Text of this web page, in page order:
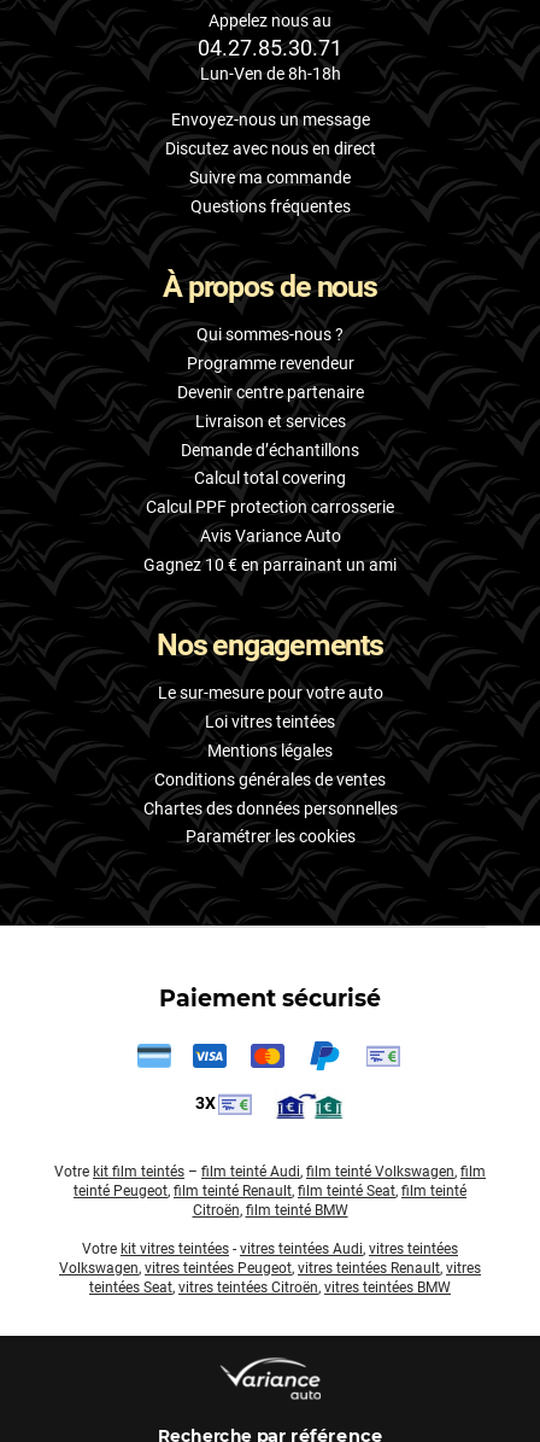
Appelez nous au
04.27.85.30.71
Lun-Ven de 8h-18h
Envoyez-nous un message
Discutez avec nous en direct
Suivre ma commande
Questions fréquentes
À propos de nous
Qui sommes-nous ?
Programme revendeur
Devenir centre partenaire
Livraison et services
Demande d’échantillons
Calcul total covering
Calcul PPF protection carrosserie
Avis Variance Auto
Gagnez 10 € en parrainant un ami
Nos engagements
Le sur-mesure pour votre auto
Loi vitres teintées
Mentions légales
Conditions générales de ventes
Chartes des données personnelles
Paramétrer les cookies
Paiement sécurisé
3X
Votre kit film teintés – film teinté Audi, film teinté Volkswagen, film
teinté Peugeot, film teinté Renault, film teinté Seat, film teinté
Citroën, film teinté BMW
Votre kit vitres teintées - vitres teintées Audi, vitres teintées
Volkswagen, vitres teintées Peugeot, vitres teintées Renault, vitres
teintées Seat, vitres teintées Citroën, vitres teintées BMW
Recherchepar référence